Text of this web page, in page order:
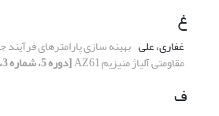
غ
غفاری، علی بهینه سازی پارامترهای
مقاومتی آلیاژ منیزیم AZ61 [دوره 5، شماره 3، 1397، صفحه 44-51]
ف